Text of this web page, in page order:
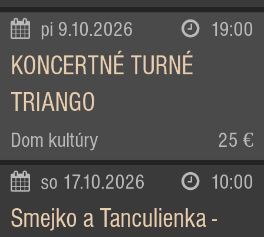
pi 9.10.2026 19:00
KONCERTNÉ TURNÉ
TRIANGO
Dom kultúry 25 €
so 17.10.2026 10:00
Smejko a Tanculienka -